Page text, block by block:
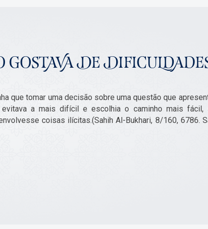
DE
que tomar uma decisão sobre uma questão que
evitava a mais difícil e escolhia o caminho mais fácil,
coisas ilícitas.(Sahih Al-Bukhari, 8/160, 6786.